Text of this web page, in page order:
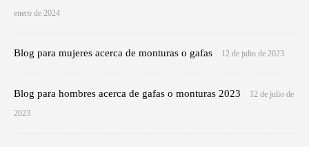
enero de 2024
Blog para mujeres acerca de monturas o gafas 12 de julio de 2023
Blog para hombres acerca de gafas o monturas 2023
12 de julio de
2023